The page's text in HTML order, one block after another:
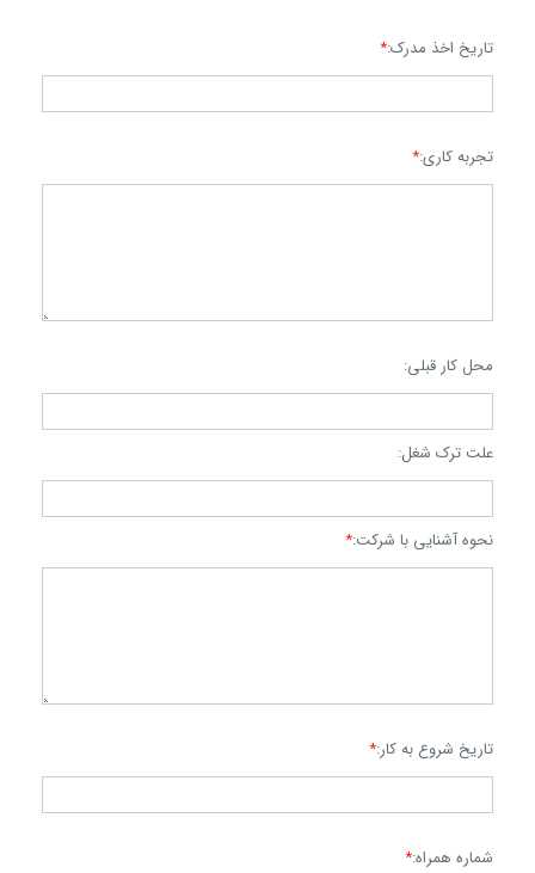
تاریخ اخذ مدرک:*
تجربه کاری:*
محل کار قبلی:
علت ترک شغل:
نحوه آشنایی با شرکت:*
تاریخ شروع به کار:*
شماره همراه:*